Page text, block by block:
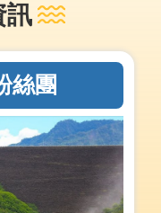
訊
絲團